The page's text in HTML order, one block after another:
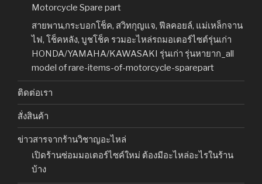
Motorcycle Spare part
สายพาน,กระบอกโช็ค, สวิทกุญแจ, ฟีลคอยล์, แม่เหล็กจาน
ไฟ, โช็คหลัง, บูชโช็ค รวมอะไหล่รถมอเตอร์ไซต์รุ่นเก่า
HONDA/YAMAHA/KAWASAKI รุ่นเก่า รุ่นหายาก_all
model of rare-items-of-motorcycle-sparepart
ติดต่อเรา
สั่งสินค้า
ข่าวสารจากร้านวิชาญอะไหล่
เปิดร้านซ่อมมอเตอร์ไซค์ใหม่ ต้องมีอะไหล่อะไรในร้าน
บ้าง